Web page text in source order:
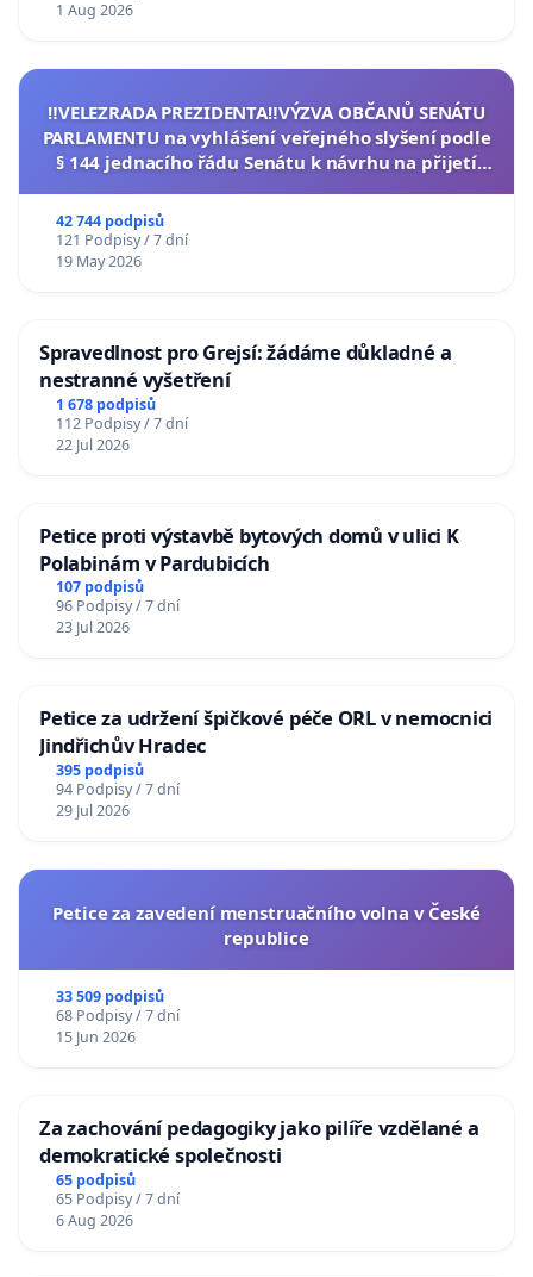
1 Aug 2026
‼️VELEZRADA PREZIDENTA‼️VÝZVA OBČANŮ SENÁTU
PARLAMENTU na vyhlášení veřejného slyšení podle
§ 144 jednacího řádu Senátu k návrhu na přijetí
42 744 podpisů
121 Podpisy / 7 dní
19 May 2026
Spravedlnost pro Grejsí: žádáme důkladné a
nestranné vyšetření
1 678 podpisů
112 Podpisy / 7 dní
22 Jul 2026
Petice proti výstavbě bytových domů v ulici K
Polabinám v Pardubicích
107 podpisů
96 Podpisy / 7 dní
23 Jul 2026
Petice za udržení špičkové péče ORL v nemocnici
Jindřichův Hradec
395 podpisů
94 Podpisy / 7 dní
29 Jul 2026
Petice za zavedení menstruačního volna v České
republice
33 509 podpisů
68 Podpisy / 7 dní
15 Jun 2026
Za zachování pedagogiky jako pilíře vzdělané a
demokratické společnosti
65 podpisů
65 Podpisy / 7 dní
6 Aug 2026